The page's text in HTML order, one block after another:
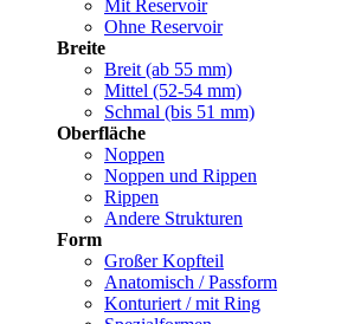
Mit Reservoir
Ohne Reservoir
Breite
Breit (ab 55 mm)
Mittel (52-54 mm)
Schmal (bis 51 mm)
Oberfläche
Noppen
Noppen und Rippen
Rippen
Andere Strukturen
Form
Großer Kopfteil
Anatomisch / Passform
Konturiert / mit Ring